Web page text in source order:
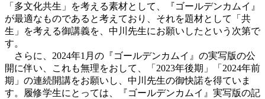
「多文化共生」を考える素材として、『ゴールデンカムイ』
が最適なものであると考えており、それを題材として「共
生」を考える御講義を、中川先生にお願いしたという次第で
す。
さらに、2024年1月の『ゴールデンカムイ』の実写版の公
開に伴い、これも無理をおして、「2023年後期」「2024年前
期」の連続開講をお願いし、中川先生の御快諾を得ていま
す。履修学生にとっては、『ゴールデンカムイ』実写版の記